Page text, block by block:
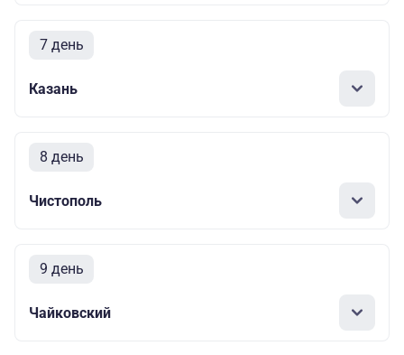
7 день
Казань
8 день
Чистополь
9 день
Чайковский